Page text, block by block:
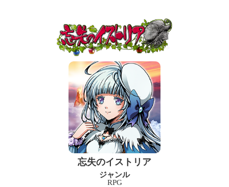
忘失のイストリア
ジャンル
RPG